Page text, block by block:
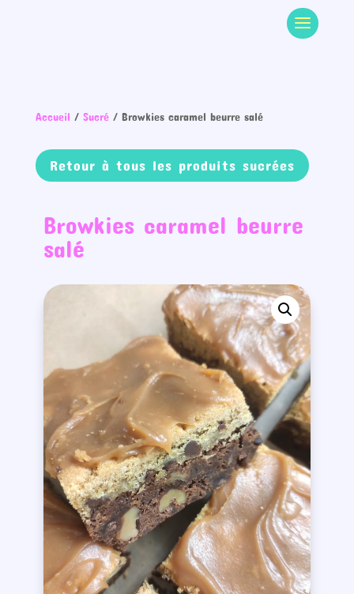
Accueil / Sucré/ Browkies caramel beurre salé
Retour à tous les produits sucrées
Browkies caramel beurre
salé